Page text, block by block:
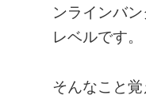
ンラインバ
レベルです。
そんなこと